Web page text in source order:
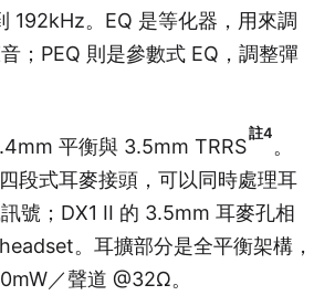
192kHz。EQ 是等化器，用來調
；PEQ 則是參數式 EQ，調整彈
平衡與 3.5mm TRRS
註4
。
段式耳麥接頭，可以同時處理耳
號；DX1 II 的 3.5mm 耳麥孔相
。耳擴部分是全平衡架構，
／聲道 @32Ω。